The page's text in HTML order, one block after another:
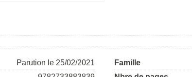
Parution le 25/02/2021
Famille